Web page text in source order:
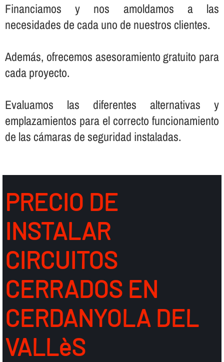
Financiamos y nos amoldamos a las
necesidades de cada uno de nuestros clientes.
Además, ofrecemos asesoramiento gratuito para
cada proyecto.
Evaluamos las diferentes alternativas y
emplazamientos para el correcto funcionamiento
de las cámaras de seguridad instaladas.
PRECIO DE
INSTALAR
CIRCUITOS
CERRADOS EN
CERDANYOLA DEL
VALLèS